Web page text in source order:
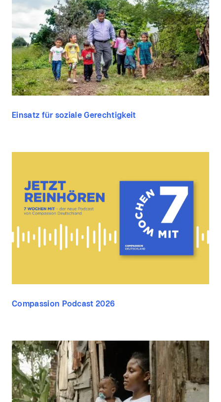
Einsatz für soziale Gerechtigkeit
Compassion Podcast 2026